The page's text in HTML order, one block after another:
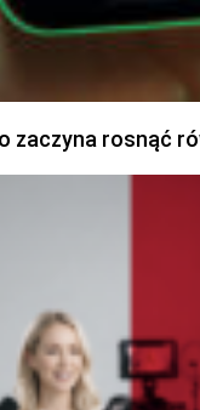
zaczyna rosnąć